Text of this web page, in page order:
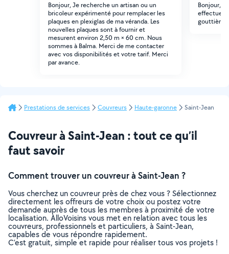
Bonjour, Je recherche un artisan ou un
bricoleur expérimenté pour remplacer les
plaques en plexiglas de ma véranda. Les
nouvelles plaques sont à fournir et
mesurent environ 2,50 m × 60 cm. Nous
sommes à Balma. Merci de me contacter
avec vos disponibilités et votre tarif. Merci
par avance.
Bonjour,
effectuer
gouttières
Prestations de services Couvreurs Haute-garonne Saint-Jean
Couvreur à Saint-Jean : tout ce qu’il
faut savoir
Comment trouver un couvreur à Saint-Jean ?
Vous cherchez un couvreur près de chez vous ? Sélectionnez
directement les offreurs de votre choix ou postez votre
demande auprès de tous les membres à proximité de votre
localisation. AlloVoisins vous met en relation avec tous les
couvreurs, professionnels et particuliers, à Saint-Jean,
capables de vous répondre rapidement.
C’est gratuit, simple et rapide pour réaliser tous vos projets !